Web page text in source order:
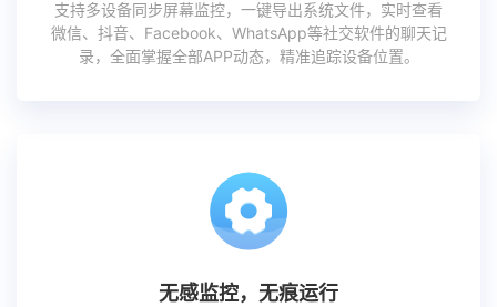
支持多设备同步屏幕监控，一键导出系统文件，实时查看
微信、抖音、Facebook、WhatsApp等社交软件的聊天记
录，全面掌握全部APP动态，精准追踪设备位置。
无感监控，无痕运行